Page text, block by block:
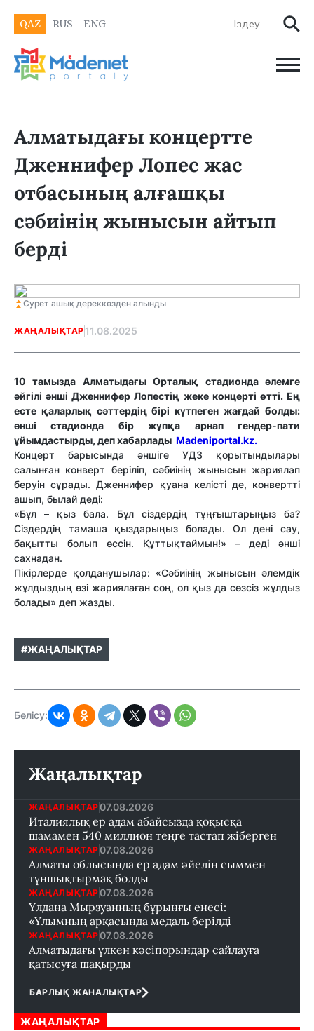
QAZ RUS ENG
Алматыдағы концертте
Дженнифер Лопес жас
отбасының алғашқы
сәбиінің жынысын айтып
берді
Сурет ашық дереккөзден алынды
ЖАҢАЛЫҚТАР 11.08.2025
10 тамызда Алматыдағы Орталық стадионда әлемге
әйгілі әнші Дженнифер Лопестің жеке концерті өтті. Ең
есте қаларлық сәттердің бірі күтпеген жағдай болды:
әнші стадионда бір жұпқа арнап гендер-пати
ұйымдастырды, деп хабарлады Мadeniportal.kz.
Концерт барысында әншіге УДЗ қорытындылары
салынған конверт беріліп, сәбиінің жынысын жариялап
беруін сұрады. Дженнифер қуана келісті де, конвертті
ашып, былай деді:
«Бұл – қыз бала. Бұл сіздердің тұңғыштарыңыз ба?
Сіздердің тамаша қыздарыңыз болады. Ол дені сау,
бақытты болып өссін. Құттықтаймын!» – деді әнші
сахнадан.
Пікірлерде қолданушылар: «Сәбиінің жынысын әлемдік
жұлдыздың өзі жариялаған соң, ол қыз да сөзсіз жұлдыз
болады» деп жазды.
#ЖАҢАЛЫҚТАР
Бөлісу:
Жаңалықтар
ЖАҢАЛЫҚТАР 07.08.2026
Италиялық ер адам абайсызда қоқысқа
шамамен 540 миллион теңге тастап жіберген
ЖАҢАЛЫҚТАР 07.08.2026
Алматы облысында ер адам әйелін сыммен
тұншықтырмақ болды
ЖАҢАЛЫҚТАР 07.08.2026
Ұлдана Мырзуанның бұрынғы енесі:
«Ұлымның арқасында медаль берілді
ЖАҢАЛЫҚТАР 07.08.2026
Алматыдағы үлкен кәсіпорындар сайлауға
қатысуға шақырды
БАРЛЫҚ ЖАНАЛЫҚТАР
ЖАҢАЛЫҚТАР